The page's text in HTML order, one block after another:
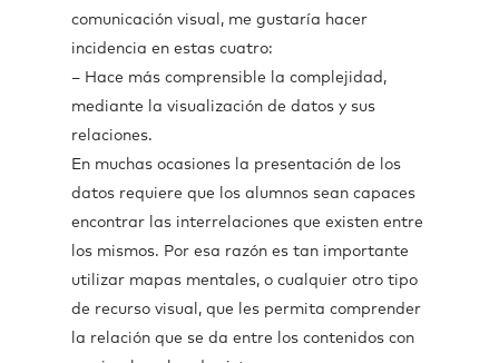
comunicación visual, me gustaría hacer
incidencia en estas cuatro:
– Hace más comprensible la complejidad,
mediante la visualización de datos y sus
relaciones.
En muchas ocasiones la presentación de los
datos requiere que los alumnos sean capaces
encontrar las interrelaciones que existen entre
los mismos. Por esa razón es tan importante
utilizar mapas mentales, o cualquier otro tipo
de recurso visual, que les permita comprender
la relación que se da entre los contenidos con